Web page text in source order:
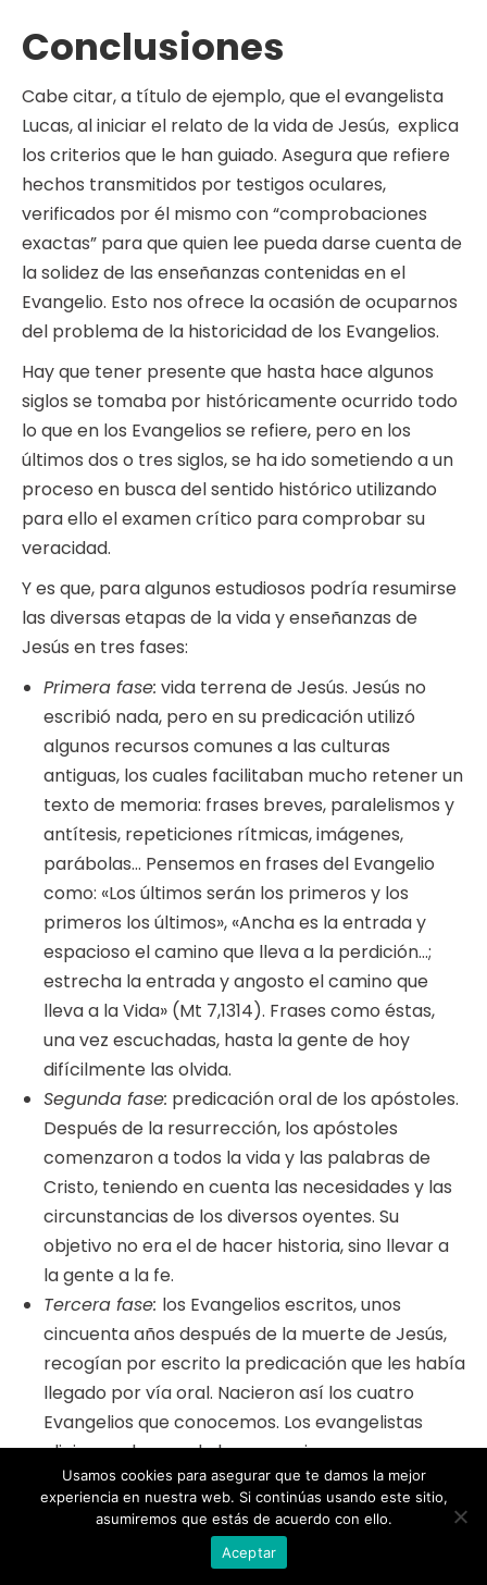
Conclusiones
Cabe citar, a título de ejemplo, que el evangelista
Lucas, al iniciar el relato de la vida de Jesús, explica
los criterios que le han guiado. Asegura que refiere
hechos transmitidos por testigos oculares,
verificados por él mismo con “comprobaciones
exactas” para que quien lee pueda darse cuenta de
la solidez de las enseñanzas contenidas en el
Evangelio. Esto nos ofrece la ocasión de ocuparnos
del problema de la historicidad de los Evangelios.
Hay que tener presente que hasta hace algunos
siglos se tomaba por históricamente ocurrido todo
lo que en los Evangelios se refiere, pero en los
últimos dos o tres siglos, se ha ido sometiendo a un
proceso en busca del sentido histórico utilizando
para ello el examen crítico para comprobar su
veracidad.
Y es que, para algunos estudiosos podría resumirse
las diversas etapas de la vida y enseñanzas de
Jesús en tres fases:
Primera fase: vida terrena de Jesús. Jesús no
escribió nada, pero en su predicación utilizó
algunos recursos comunes a las culturas
antiguas, los cuales facilitaban mucho retener un
texto de memoria: frases breves, paralelismos y
antítesis, repeticiones rítmicas, imágenes,
parábolas… Pensemos en frases del Evangelio
como: «Los últimos serán los primeros y los
primeros los últimos», «Ancha es la entrada y
espacioso el camino que lleva a la perdición…;
estrecha la entrada y angosto el camino que
lleva a la Vida» (Mt 7,1314). Frases como éstas,
una vez escuchadas, hasta la gente de hoy
difícilmente las olvida.
Segunda fase: predicación oral de los apóstoles.
Después de la resurrección, los apóstoles
comenzaron a todos la vida y las palabras de
Cristo, teniendo en cuenta las necesidades y las
circunstancias de los diversos oyentes. Su
objetivo no era el de hacer historia, sino llevar a
la gente a la fe.
Tercera fase: los Evangelios escritos, unos
cincuenta años después de la muerte de Jesús,
recogían por escrito la predicación que les había
llegado por vía oral. Nacieron así los cuatro
Evangelios que conocemos. Los evangelistas
eligieron algunas de las narraciones que
conocían o les llegaban, resumieron otras y
explicaron finalmente otras, para adaptarlas a
las necesidades del momento de las
comunidades para las que escribían.
Usamos cookies para asegurar que te damos la mejor
experiencia en nuestra web. Si continúas usando este sitio,
asumiremos que estás de acuerdo con ello.
Aceptar